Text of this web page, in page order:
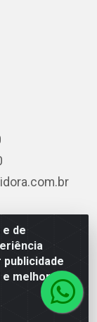
de
melhorar a
42 -
410 -